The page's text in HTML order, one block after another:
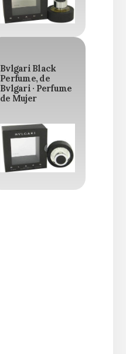
Bvlgari Black
Perfume, de
Bvlgari · Perfume
de Mujer